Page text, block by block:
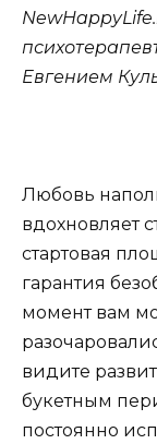
Евгением
Любовь
вдохновляет
стартовая
гарантия
момент вам
видите
букетным
постоянно